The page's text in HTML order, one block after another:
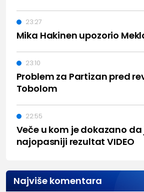
Mika Hakinen upozorio
23:27
Problem za Partizan pred
Tobolom
23:10
Veče u kom je dokazano da
najopasniji rezultat VIDEO
22:55
Najviše komentara